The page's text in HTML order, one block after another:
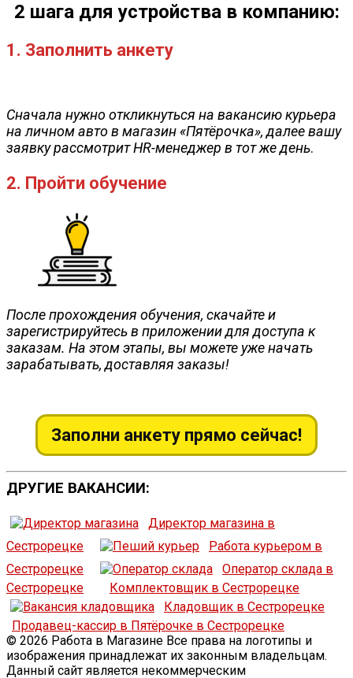
2 шага для устройства в компанию:
1. Заполнить анкету
Сначала нужно откликнуться на вакансию курьера
на личном авто в магазин «Пятёрочка», далее вашу
заявку рассмотрит HR-менеджер в тот же день.
2. Пройти обучение
После прохождения обучения, скачайте и
зарегистрируйтесь в приложении для доступа к
заказам. На этом этапы, вы можете уже начать
зарабатывать, доставляя заказы!
Заполни анкету прямо сейчас!
ДРУГИЕ ВАКАНСИИ:
Директор магазина в
Сестрорецке
Работа курьером в
Сестрорецке
Оператор склада в
Сестрорецке
Комплектовщик в Сестрорецке
Кладовщик в Сестрорецке
Продавец-кассир в Пятёрочке в Сестрорецке
© 2026 Работа в Магазине Все права на логотипы и
изображения принадлежат их законным владельцам.
Данный сайт является некоммерческим